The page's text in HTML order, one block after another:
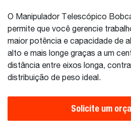
O Manipulador Telescópico
permite que você gerencie
maior potência e capacidade de
alto e mais longe graças a um
distância entre eixos longa,
distribuição de peso ideal.
Solicite um